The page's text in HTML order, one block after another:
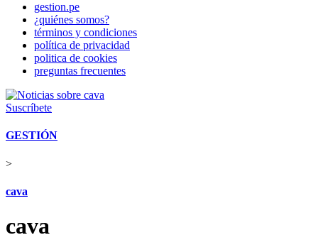
gestion.pe
¿quiénes somos?
términos y condiciones
política de privacidad
politica de cookies
preguntas frecuentes
Suscríbete
GESTIÓN
>
cava
cava